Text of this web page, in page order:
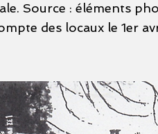
Source : éléments
des locaux le 1er